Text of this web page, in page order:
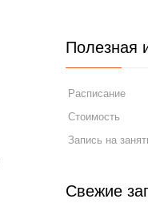
Полезная
Расписание
Стоимость
Запись на
Свежие